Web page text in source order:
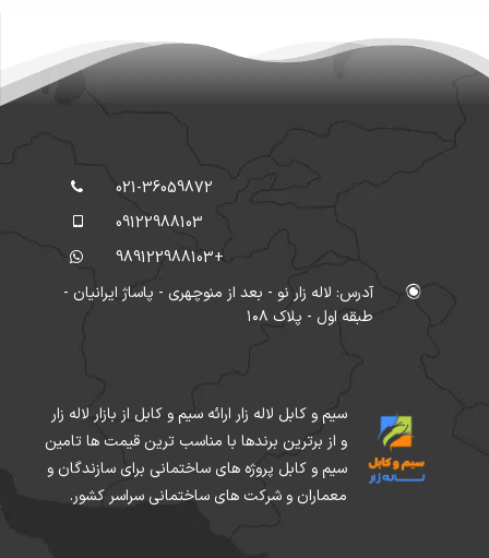
021-36059872
09122988103
+989122988103
آدرس: لاله زار نو - بعد از منوچهری - پاساژ ایرانیان -
طبقه اول - پلاک ۱۰۸
سیم و کابل لاله زار ارائه سیم و کابل از بازار لاله زار
و از برترین برندها با مناسب ترین قیمت ها تامین
سیم و کابل پروژه های ساختمانی برای سازندگان و
معماران و شرکت های ساختمانی سراسر کشور.